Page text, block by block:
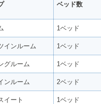
ベッド数
1ベッド
インルーム 1ベッド
グルーム 1ベッド
ンルーム 2ベッド
イート 1ベッド